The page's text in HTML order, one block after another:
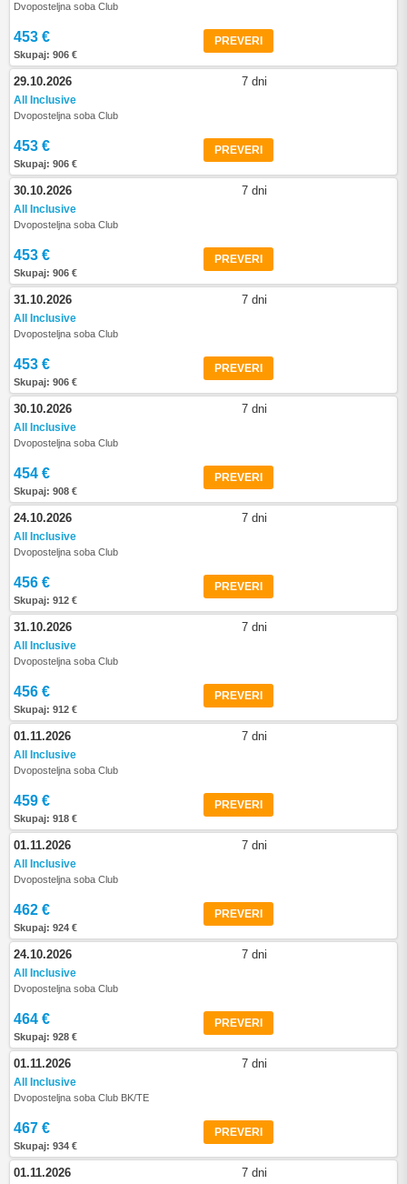
Dvoposteljna soba Club
453 €
Skupaj: 906 €
PREVERI
29.10.2026 7 dni
All Inclusive
Dvoposteljna soba Club
453 €
Skupaj: 906 €
PREVERI
30.10.2026 7 dni
All Inclusive
Dvoposteljna soba Club
453 €
Skupaj: 906 €
PREVERI
31.10.2026 7 dni
All Inclusive
Dvoposteljna soba Club
453 €
Skupaj: 906 €
PREVERI
30.10.2026 7 dni
All Inclusive
Dvoposteljna soba Club
454 €
Skupaj: 908 €
PREVERI
24.10.2026 7 dni
All Inclusive
Dvoposteljna soba Club
456 €
Skupaj: 912 €
PREVERI
31.10.2026 7 dni
All Inclusive
Dvoposteljna soba Club
456 €
Skupaj: 912 €
PREVERI
01.11.2026 7 dni
All Inclusive
Dvoposteljna soba Club
459 €
Skupaj: 918 €
PREVERI
01.11.2026 7 dni
All Inclusive
Dvoposteljna soba Club
462 €
Skupaj: 924 €
PREVERI
24.10.2026 7 dni
All Inclusive
Dvoposteljna soba Club
464 €
Skupaj: 928 €
PREVERI
01.11.2026 7 dni
All Inclusive
Dvoposteljna soba Club BK/TE
467 €
Skupaj: 934 €
PREVERI
01.11.2026 7 dni